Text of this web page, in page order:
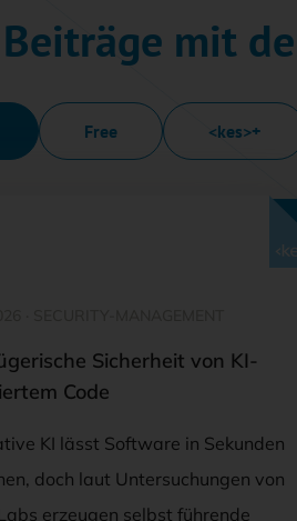
mit
Free <kes>+
Sicherheit von KI-
Code
KI lässt Software in Sekunden
doch laut Untersuchungen von
erzeugen selbst führende